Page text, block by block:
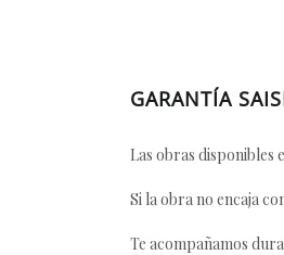
GARANTÍA
Las obras disponibles
Si la obra no encaja
Te acompañamos